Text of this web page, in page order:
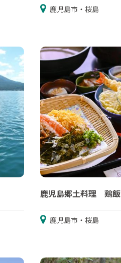
鹿児島市・桜島
鹿児島郷土料理 鶏飯
鹿児島市・桜島